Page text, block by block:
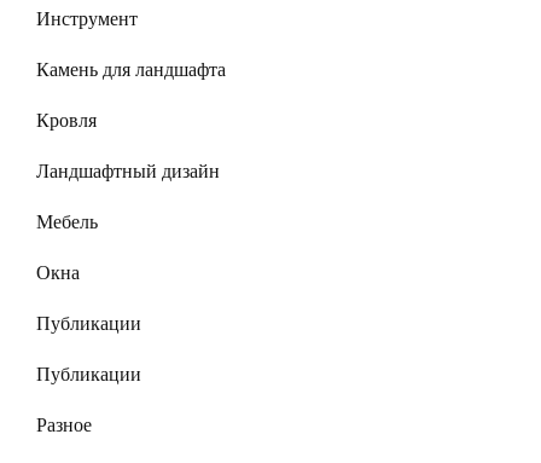
Инструмент
Камень для ландшафта
Кровля
Ландшафтный дизайн
Мебель
Окна
Публикации
Публикации
Разное